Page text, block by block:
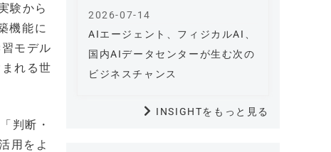
験から
機能に
モデル
れる世
判断・
用をよ
AIエージェント、フィジカルAI、
国内AIデータセンターが生む次の
ビジネスチャンス
2026-07-14
INSIGHTをもっと見る